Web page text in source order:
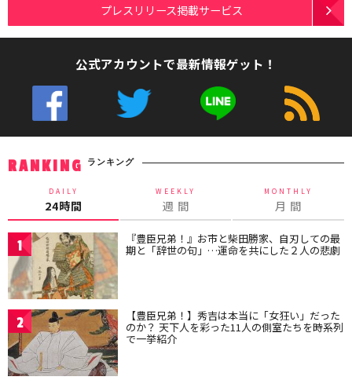
プレスリリース掲載サービス
公式アカウントで最新情報ゲット！
RANKING ランキング
DAILY
24時間
WEEKLY
週 間
MONTHLY
月 間
1 『豊臣兄弟！』お市と柴田勝家、自刃しての最
期と「辞世の句」…運命を共にした２人の悲劇
2 【豊臣兄弟！】秀吉は本当に「女狂い」だった
のか？ 天下人を彩った11人の側室たちを時系列
で一挙紹介